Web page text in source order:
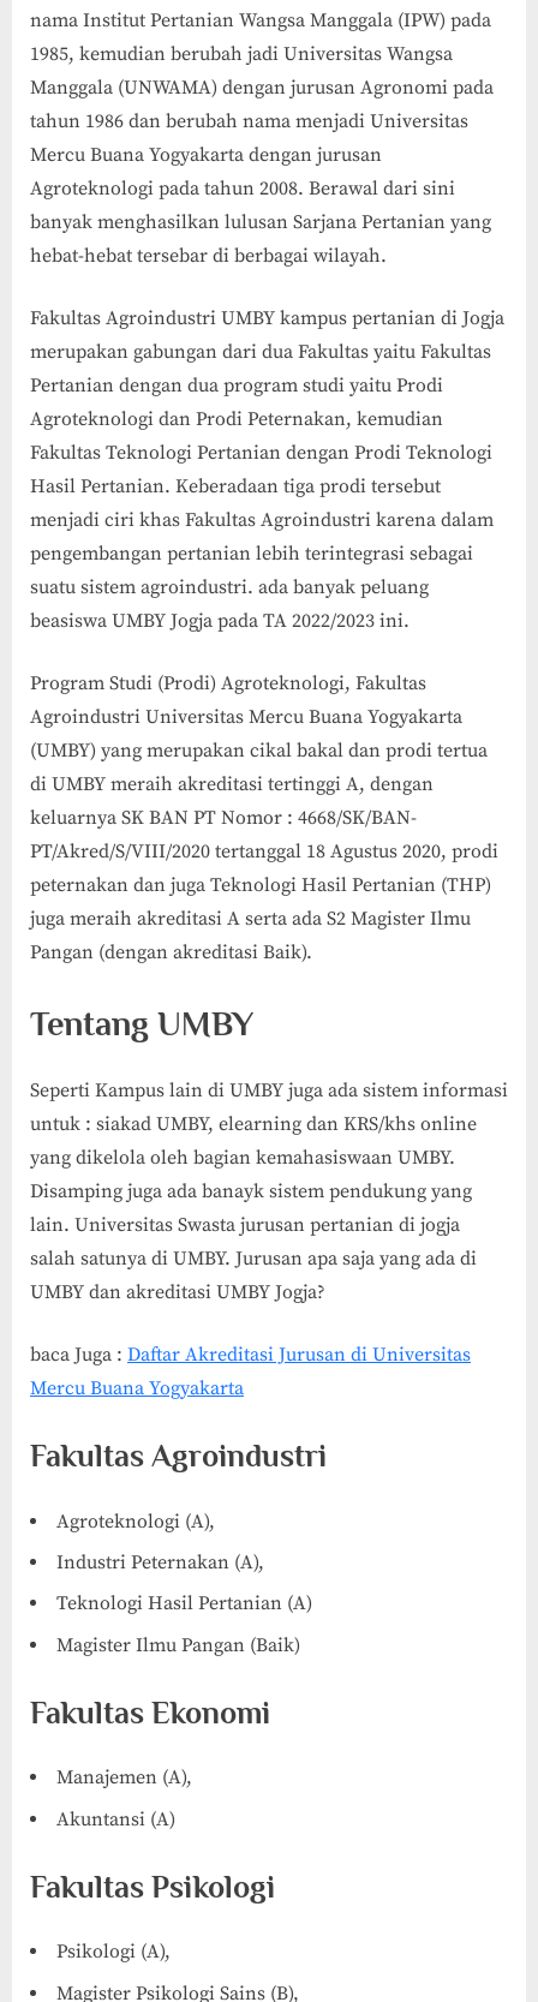
nama Institut Pertanian Wangsa Manggala (IPW) pada
1985, kemudian berubah jadi Universitas Wangsa
Manggala (UNWAMA) dengan jurusan Agronomi pada
tahun 1986 dan berubah nama menjadi Universitas
Mercu Buana Yogyakarta dengan jurusan
Agroteknologi pada tahun 2008. Berawal dari sini
banyak menghasilkan lulusan Sarjana Pertanian yang
hebat-hebat tersebar di berbagai wilayah.
Fakultas Agroindustri UMBY kampus pertanian di Jogja
merupakan gabungan dari dua Fakultas yaitu Fakultas
Pertanian dengan dua program studi yaitu Prodi
Agroteknologi dan Prodi Peternakan, kemudian
Fakultas Teknologi Pertanian dengan Prodi Teknologi
Hasil Pertanian. Keberadaan tiga prodi tersebut
menjadi ciri khas Fakultas Agroindustri karena dalam
pengembangan pertanian lebih terintegrasi sebagai
suatu sistem agroindustri. ada banyak peluang
beasiswa UMBY Jogja pada TA 2022/2023 ini.
Program Studi (Prodi) Agroteknologi, Fakultas
Agroindustri Universitas Mercu Buana Yogyakarta
(UMBY) yang merupakan cikal bakal dan prodi tertua
di UMBY meraih akreditasi tertinggi A, dengan
keluarnya SK BAN PT Nomor : 4668/SK/BAN-
PT/Akred/S/VIII/2020 tertanggal 18 Agustus 2020, prodi
peternakan dan juga Teknologi Hasil Pertanian (THP)
juga meraih akreditasi A serta ada S2 Magister Ilmu
Pangan (dengan akreditasi Baik).
Tentang UMBY
Seperti Kampus lain di UMBY juga ada sistem informasi
untuk : siakad UMBY, elearning dan KRS/khs online
yang dikelola oleh bagian kemahasiswaan UMBY.
Disamping juga ada banayk sistem pendukung yang
lain. Universitas Swasta jurusan pertanian di jogja
salah satunya di UMBY. Jurusan apa saja yang ada di
UMBY dan akreditasi UMBY Jogja?
baca Juga : Daftar Akreditasi Jurusan di Universitas
Mercu Buana Yogyakarta
Fakultas Agroindustri
Agroteknologi (A),
Industri Peternakan (A),
Teknologi Hasil Pertanian (A)
Magister Ilmu Pangan (Baik)
Fakultas Ekonomi
Manajemen (A),
Akuntansi (A)
Fakultas Psikologi
Psikologi (A),
Magister Psikologi Sains (B),